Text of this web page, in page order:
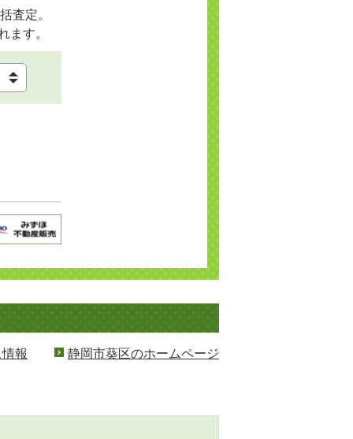
査定。
ます。
報 静岡市葵区のホームページ